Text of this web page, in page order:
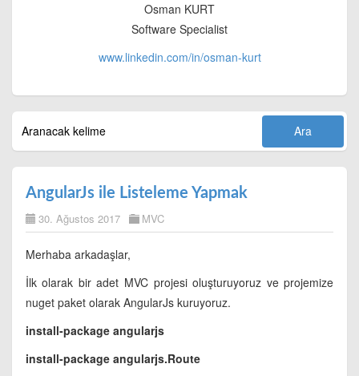
Osman KURT
Software Specialist
www.linkedin.com/in/osman-kurt
AngularJs ile Listeleme Yapmak
30. Ağustos 2017 MVC
Merhaba arkadaşlar,
İlk olarak bir adet MVC projesi oluşturuyoruz ve projemize
nuget paket olarak AngularJs kuruyoruz.
install-package angularjs
install-package angularjs.Route